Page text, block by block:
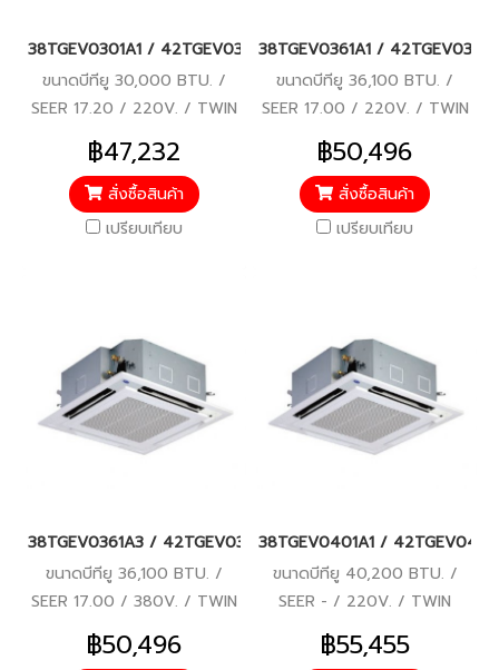
38TGEV0301A1 / 42TGEV0301UP (220V.) แอร์แคเรียร์ รุ่นฝังฝ้
ขนาดบีทียู 30,000 BTU. /
SEER 17.20 / 220V. / TWIN
ROTARY DC-INVERTER
COMPRESSOR / รับประกัน
คอมเพรสเซอร์ 7 ปี, อะไหล่ 2 ปี
฿47,232
สั่งซื้อสินค้า
เปรียบเทียบ
38TGEV0361A1 /
ขนาดบีทียู 36,100 BTU. /
SEER 17.00 / 220V. / TWIN
ROTARY DC-INVERTER
COMPRESSOR / รับประกัน
คอมเพรสเซอร์ 7 ปี, อะไหล่ 2 ปี
฿50,496
สั่งซื้อสินค้า
เปรียบเทียบ
38TGEV0361A3 / 42TGEV0361UP (380V./ไฟ 3 เฟส) แอร์แคเรี
ขนาดบีทียู 36,100 BTU. /
SEER 17.00 / 380V. / TWIN
ROTARY DC-INVERTER
COMPRESSOR / รับประกัน
฿50,496
38TGEV0401A1 /
ขนาดบีทียู 40,200 BTU. /
SEER - / 220V. / TWIN
ROTARY DC-INVERTER
COMPRESSOR / รับประกัน
฿55,455